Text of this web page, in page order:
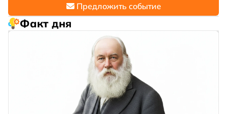
Предложить событие
Факт дня